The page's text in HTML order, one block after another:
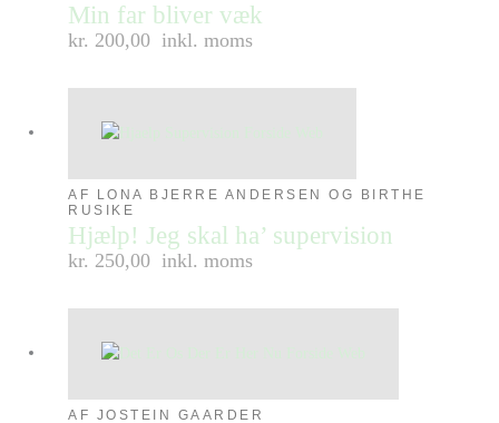
Min far bliver væk
kr. 200,00 inkl. moms
AF LONA BJERRE ANDERSEN OG BIRTHE
RUSIKE
Hjælp! Jeg skal ha’ supervision
kr. 250,00 inkl. moms
AF JOSTEIN GAARDER